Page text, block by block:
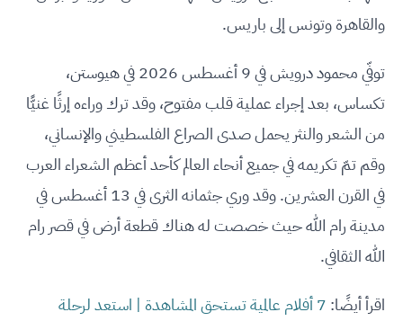
والقاهرة وتونس إلى باريس.
توفّي محمود درويش في 9 أغسطس 2026 في هيوستن،
تكساس، بعد إجراء عملية قلب مفتوح، وقد ترك وراءه إرثًا غنيًّا
من الشعر والنثر يحمل صدى الصراع الفلسطيني والإنساني،
وقم تمّ تكريمه في جميع أنحاء العالم كأحد أعظم الشعراء العرب
في القرن العشرين. وقد وري جثمانه الثرى في 13 أغسطس في
مدينة رام الله حيث خصصت له هناك قطعة أرض في قصر رام
الله الثقافي.
اقرأ أيضًا:
7 أفلام عالمية تستحق المشاهدة | استعد لرحلة